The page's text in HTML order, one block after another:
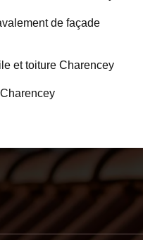
de façade
et toiture Charencey